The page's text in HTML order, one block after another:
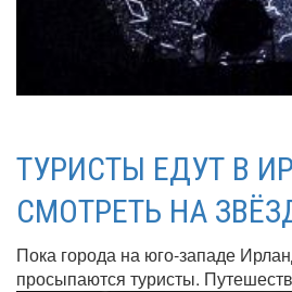
ТУРИСТЫ ЕДУТ В
СМОТРЕТЬ НА
Пока города на юго-западе
просыпаются туристы.